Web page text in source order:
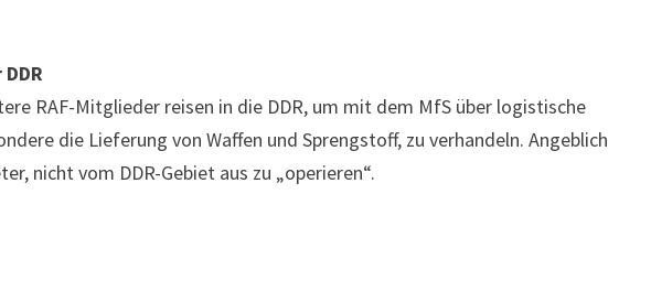
RAF-Mitglieder reisen in die DDR, um mit dem MfS über logistische
die Lieferung von Waffen und Sprengstoff, zu verhandeln. Angeblich
nicht vom DDR-Gebiet aus zu „operieren“.